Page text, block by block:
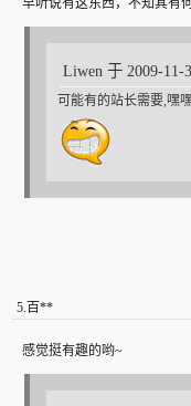
早听说有这东西，不知其有何
Liwen 于 2009-11-
可能有的站长需要,嘿
5.百**
感觉挺有趣的哟~